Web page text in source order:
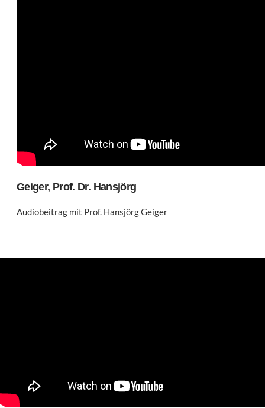
Geiger, Prof. Dr. Hansjörg
Audiobeitrag mit Prof. Hansjörg Geiger